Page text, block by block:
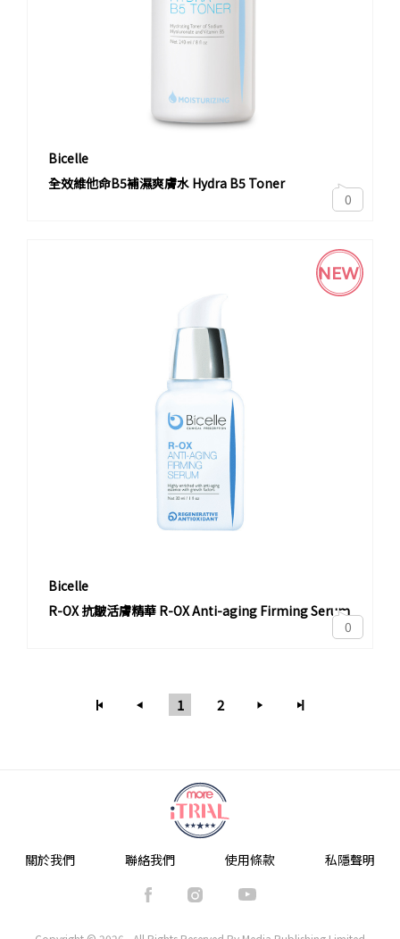
Bicelle
全效維他命B5補濕爽膚水 Hydra B5 Toner
0
Bicelle
R-OX 抗皺活膚精華 R-OX Anti-aging Firming Serum
NEW
0
1 2
關於我們 聯絡我們 使用條款 私隱聲明